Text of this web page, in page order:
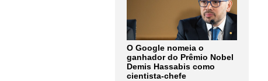
O Google nomeia o
ganhador do Prêmio Nobel
Demis Hassabis como
cientista-chefe